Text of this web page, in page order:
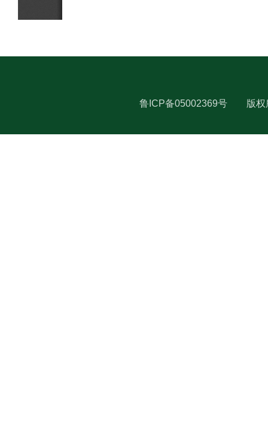
鲁ICP备05002369号 版